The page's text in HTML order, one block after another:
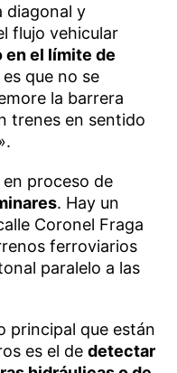
diagonal y
flujo vehicular
en el límite de
que no se
la barrera
trenes en sentido
proceso de
. Hay un
Coronel Fraga
ferroviarios
paralelo a las
principal que están
es el de detectar